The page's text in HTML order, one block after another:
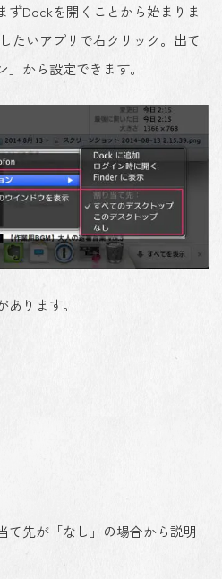
ずDockを開くことから始まりま
たいアプリで右クリック。出て
から設定できます。
ります。
て先が「なし」の場合から説明